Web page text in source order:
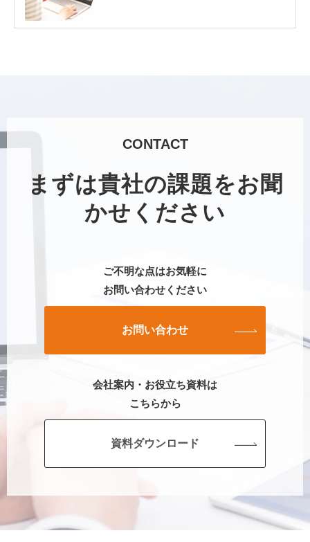
CONTACT
まずは貴社の課題をお聞
かせください
ご不明な点はお気軽に
お問い合わせください
お問い合わせ
会社案内・お役立ち資料は
こちらから
資料ダウンロード